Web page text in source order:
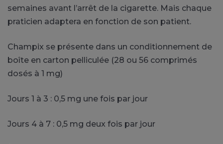
semaines avant l’arrêt de la cigarette. Mais chaque
praticien adaptera en fonction de son patient.
Champix se présente dans un conditionnement de
boîte en carton pelliculée (28 ou 56 comprimés
dosés à 1 mg)
Jours 1 à 3 : 0,5 mg une fois par jour
Jours 4 à 7 : 0,5 mg deux fois par jour